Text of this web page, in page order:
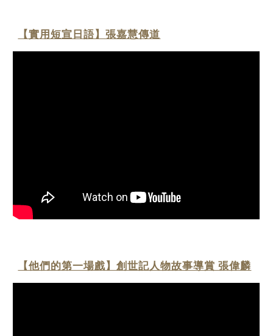
【實用短宣日語】張嘉慧傳道
【他們的第一場戲】創世記人物故事導賞 張偉麟